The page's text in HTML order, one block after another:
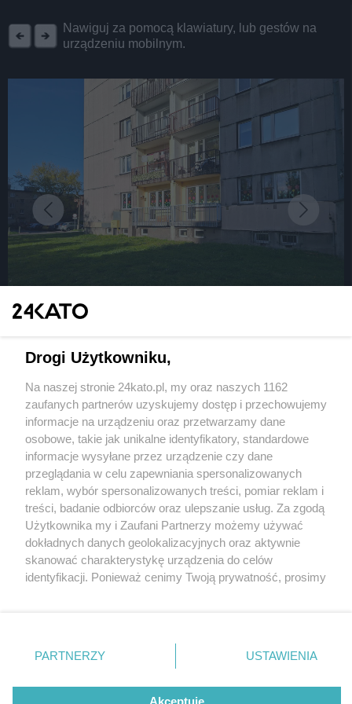
Nawiguj za pomocą klawiatury, lub gestów na
urządzeniu mobilnym.
Dwa przedszkola w Katowicach do likwidacji.
Powodem jest mała liczba wychowanków
2 / 7
Przedszkole nr 88 w
Katowicach idzie do
likwidacji
Wydawca mediów lokalnych
Nie zapomnij
zapoznać się z:
polityką prywatności regulamin korzystania z portali
Twojemiasto
Piekary Śląskie
Chorzów
Tarnowskie Góry
Gliwice
Skontakuj sięz nami
Kontakt
Wydawca
Redakcja
Drogi Użytkowniku,
Na naszej stronie 24kato.pl, my oraz naszych 1162
zaufanych partnerów uzyskujemy dostęp i przechowujemy
informacje na urządzeniu oraz przetwarzamy dane
osobowe, takie jak unikalne identyfikatory, standardowe
informacje wysyłane przez urządzenie czy dane
przeglądania w celu zapewniania spersonalizowanych
reklam, wybór spersonalizowanych treści, pomiar reklam i
treści, badanie odbiorców oraz ulepszanie usług. Za zgodą
Użytkownika my i Zaufani Partnerzy możemy używać
dokładnych danych geolokalizacyjnych oraz aktywnie
skanować charakterystykę urządzenia do celów
identyfikacji. Ponieważ cenimy Twoją prywatność, prosimy
prywatności znajdujący się w lewym dolnym rogu strony
. Niektóre rodzaje przetwarzania danych nie wymagają
zgody użytkownika, ale masz prawo sprzeciwić się
takiemu przetwarzaniu. Preferencje będą miały
PARTNERZY USTAWIENIA
Akceptuję